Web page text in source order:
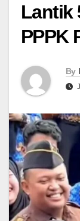
Lantik
PPPK
By